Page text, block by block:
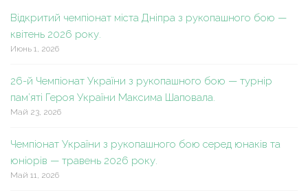
Відкритий чемпіонат міста Дніпра з рукопашного бою —
квітень 2026 року.
Июнь 1, 2026
26-й Чемпіонат України з рукопашного бою — турнір
пам’яті Героя України Максима Шаповала.
Май 23, 2026
Чемпіонат України з рукопашного бою серед юнаків та
юніорів — травень 2026 року.
Май 11, 2026